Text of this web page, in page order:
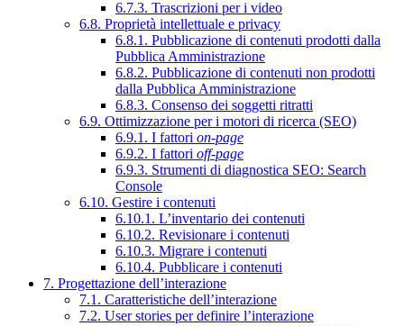
6.7.3. Trascrizioni per i video
6.8. Proprietà intellettuale e privacy
6.8.1. Pubblicazione di contenuti prodotti dalla
Pubblica Amministrazione
6.8.2. Pubblicazione di contenuti non prodotti
dalla Pubblica Amministrazione
6.8.3. Consenso dei soggetti ritratti
6.9. Ottimizzazione per i motori di ricerca (SEO)
6.9.1. I fattori on-page
6.9.2. I fattori off-page
6.9.3. Strumenti di diagnostica SEO: Search
Console
6.10. Gestire i contenuti
6.10.1. L’inventario dei contenuti
6.10.2. Revisionare i contenuti
6.10.3. Migrare i contenuti
6.10.4. Pubblicare i contenuti
7. Progettazione dell’interazione
7.1. Caratteristiche dell’interazione
7.2. User stories per definire l’interazione